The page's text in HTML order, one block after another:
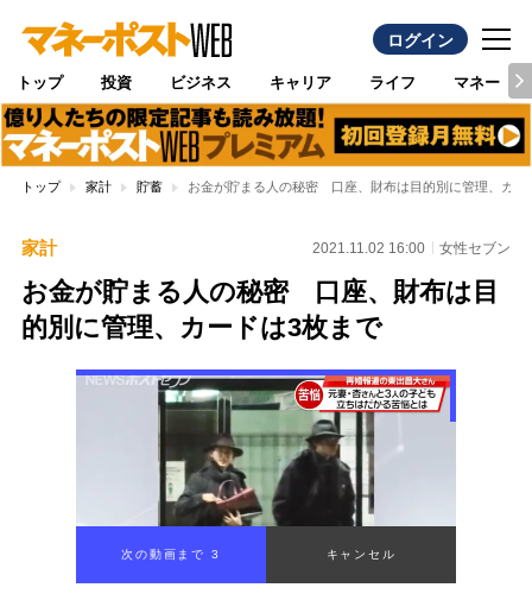
ログイン
トップ 投資 ビジネス キャリア ライフ マネー
トップ 家計 貯蓄 お金が貯まる人の秘密 口座、財布は目的別に管理、カー
家計 2021.11.02 16:00 女性セブン
お金が貯まる人の秘密 口座、財布は目
的別に管理、カードは3枚まで
次の動画まで 1 キャンセル